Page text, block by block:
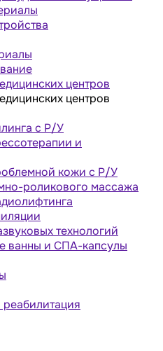
центров
центров
с Р/У
и
кожи с Р/У
роликового массажа
технологий
ванны и СПА-капсулы